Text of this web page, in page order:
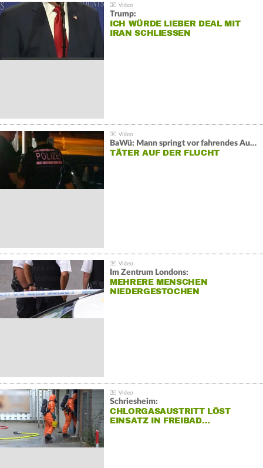
Trump:
ICH WÜRDE LIEBER DEAL MIT
IRAN SCHLIESSEN
BaWü: Mann springt vor fahrendes Auto und schießt
TÄTER AUF DER FLUCHT
Im Zentrum Londons:
MEHRERE MENSCHEN
NIEDERGESTOCHEN
Schriesheim:
CHLORGASAUSTRITT LÖST
EINSATZ IN FREIBAD…